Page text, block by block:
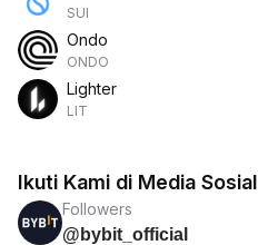
SUI
Ondo
ONDO
Lighter
LIT
Ikuti Kami di Media Sosial
Followers
@bybit_official